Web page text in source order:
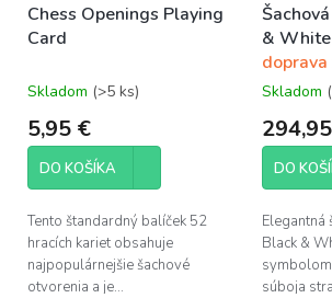
Chess Openings Playing
Card
Skladom (>5 ks)
5,95 €
DO KOŠÍKA
Tento štandardný balíček 52
hracích kariet obsahuje
najpopulárnejšie šachové
otvorenia a je...
&
Skladom
DO
Elegantná
Black &
súboja